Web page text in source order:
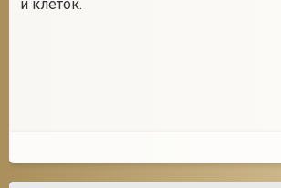
и клеток.